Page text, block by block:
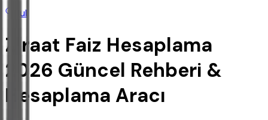
Bul
Ziraat Faiz Hesaplama
2026 Güncel Rehberi &
Hesaplama Aracı